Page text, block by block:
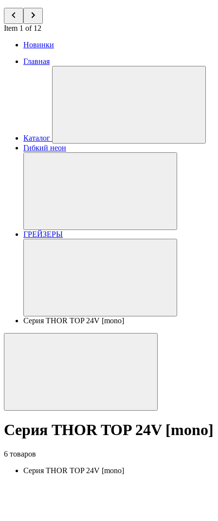
Item 1 of 12
Новинки
Главная
Каталог
Гибкий неон
ГРЕЙЗЕРЫ
Серия THOR TOP 24V [mono]
Серия THOR TOP 24V [mono]
6 товаров
Серия THOR TOP 24V [mono]